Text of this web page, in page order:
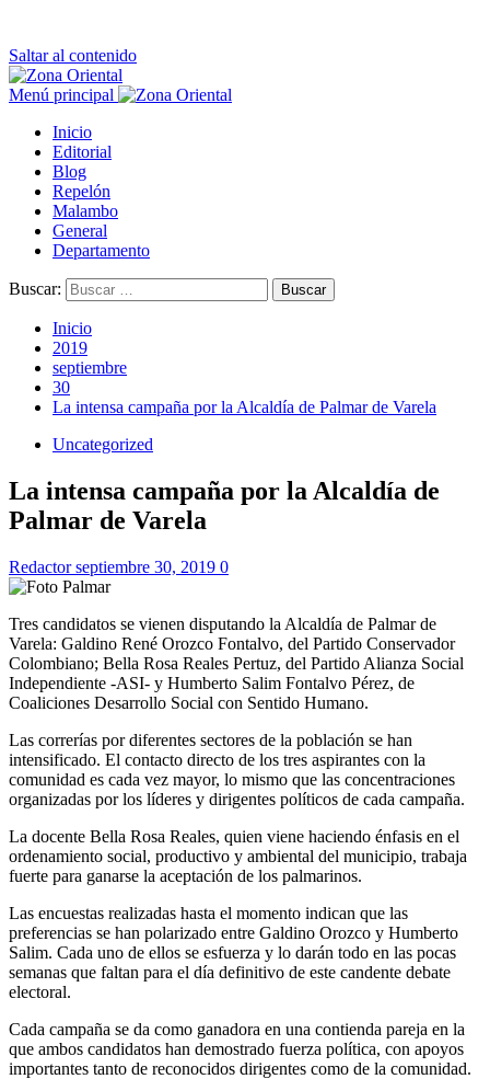
Saltar al contenido
Menú principal
Inicio
Editorial
Blog
Repelón
Malambo
General
Departamento
Buscar:
Inicio
2019
septiembre
30
La intensa campaña por la Alcaldía de Palmar de Varela
Uncategorized
La intensa campaña por la Alcaldía de
Palmar de Varela
Redactorseptiembre 30, 2019 0
Tres candidatos se vienen disputando la Alcaldía de Palmar de
Varela: Galdino René Orozco Fontalvo, del Partido Conservador
Colombiano; Bella Rosa Reales Pertuz, del Partido Alianza Social
Independiente -ASI- y Humberto Salim Fontalvo Pérez, de
Coaliciones Desarrollo Social con Sentido Humano.
Las correrías por diferentes sectores de la población se han
intensificado. El contacto directo de los tres aspirantes con la
comunidad es cada vez mayor, lo mismo que las concentraciones
organizadas por los líderes y dirigentes políticos de cada campaña.
La docente Bella Rosa Reales, quien viene haciendo énfasis en el
ordenamiento social, productivo y ambiental del municipio, trabaja
fuerte para ganarse la aceptación de los palmarinos.
Las encuestas realizadas hasta el momento indican que las
preferencias se han polarizado entre Galdino Orozco y Humberto
Salim. Cada uno de ellos se esfuerza y lo darán todo en las pocas
semanas que faltan para el día definitivo de este candente debate
electoral.
Cada campaña se da como ganadora en una contienda pareja en la
que ambos candidatos han demostrado fuerza política, con apoyos
importantes tanto de reconocidos dirigentes como de la comunidad.